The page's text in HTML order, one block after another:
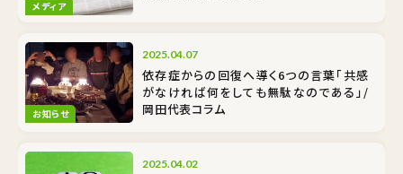
メディア
お知らせ
2025.04.07
依存症からの回復へ導く6つの言葉「共感
がなければ何をしても無駄なのである」/
岡田代表コラム
2025.04.02